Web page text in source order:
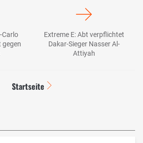
Carlo
gegen
Extreme E: Abt verpflichtet
Dakar-Sieger Nasser Al-
Attiyah
Startseite